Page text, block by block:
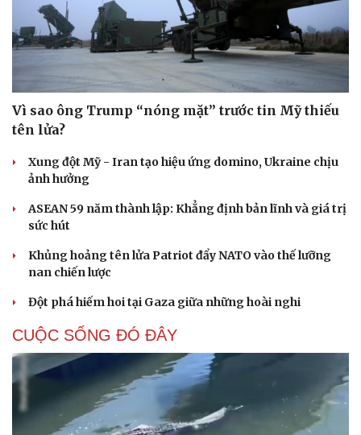
Vì sao ông Trump “nóng mặt” trước tin Mỹ thiếu
tên lửa?
Xung đột Mỹ - Iran tạo hiệu ứng domino, Ukraine chịu
ảnh hưởng
ASEAN 59 năm thành lập: Khẳng định bản lĩnh và giá trị
sức hút
Khủng hoảng tên lửa Patriot đẩy NATO vào thế lưỡng
nan chiến lược
Đột phá hiếm hoi tại Gaza giữa những hoài nghi
CUỘC SỐNG ĐÓ ĐÂY